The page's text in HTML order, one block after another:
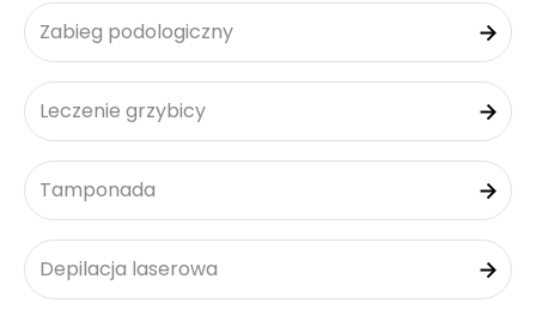
Zabieg podologiczny
Leczenie grzybicy
Tamponada
Depilacja laserowa